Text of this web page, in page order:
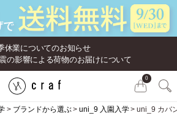
休業についてのお知らせ
の影響による荷物のお届けについて
0
ブランドから選ぶ uni_9 入園入学 uni_9 カバ